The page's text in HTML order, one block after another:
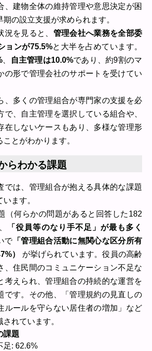
、建物全体の維持管理や意思決定が困
の設立支援が求められます。
況を見ると、 管理会社へ業務を全部委
ョンが75.5%と大半を占めています。
自主管理は10.0%であり、約9割のマ
の形で管理会社のサポートを受けてい
、多くの管理組合が専門家の支援を必
で、自主管理を選択している組合や、
在しないケースもあり、多様な管理形
とがわかります。
らわかる課題
では、管理組合が抱える具体的な課題
ます。
（何らかの問題があると回答した182
「役員等のなり手不足」が最も多く
で「管理組合活動に無関心な区分所有
）
が挙げられています。役員の高齢
、住民間のコミュニケーション不足な
考えられ、管理組合の持続的な運営を
です。その他、「管理規約の見直しの
ルールを守らない居住者の増加」など
れています。
課題
足: 62.6%